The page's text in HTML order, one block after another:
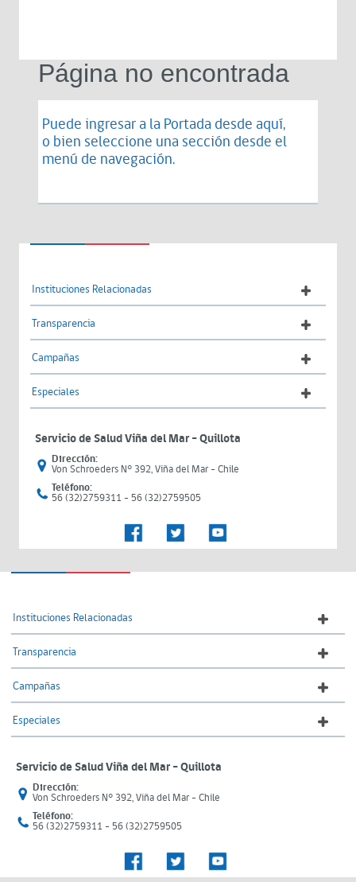
Página no encontrada
Puede ingresar a la Portada desde aquí,
o bien seleccione una sección desde el
menú de navegación.
Instituciones Relacionadas
Transparencia
Campañas
Especiales
Servicio de Salud Viña del Mar – Quillota
Dirección:
Von Schroeders N° 392, Viña del Mar - Chile
Teléfono:
56 (32)2759311 - 56 (32)2759505
Instituciones Relacionadas
Transparencia
Campañas
Especiales
Servicio de Salud Viña del Mar – Quillota
Dirección:
Von Schroeders N° 392, Viña del Mar - Chile
Teléfono:
56 (32)2759311 - 56 (32)2759505